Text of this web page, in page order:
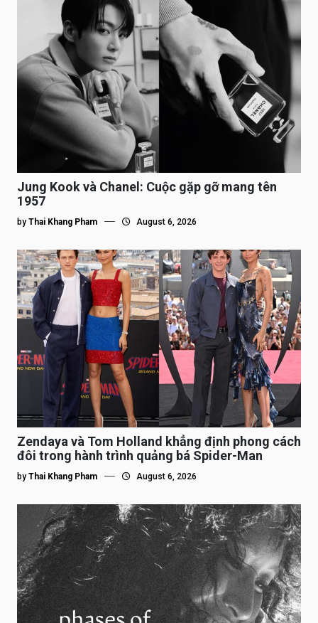
Jung Kook và Chanel: Cuộc gặp gỡ mang tên
1957
by Thai Khang Pham August 6, 2026
Zendaya và Tom Holland khẳng định phong cách
đôi trong hành trình quảng bá Spider-Man
by Thai Khang Pham August 6, 2026